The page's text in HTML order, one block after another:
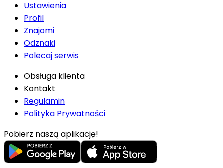
Ustawienia
Profil
Znajomi
Odznaki
Polecaj serwis
Obsługa klienta
Kontakt
Regulamin
Polityka Prywatności
Pobierz naszą aplikację!